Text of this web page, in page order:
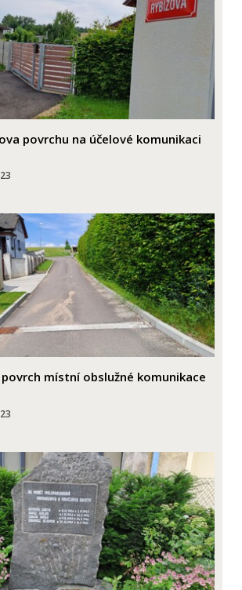
povrchu na účelové komunikaci
místní obslužné komunikace